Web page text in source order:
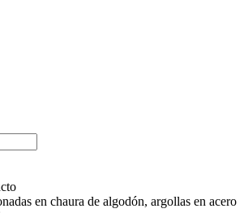
en chaura de algodón, argollas en acero